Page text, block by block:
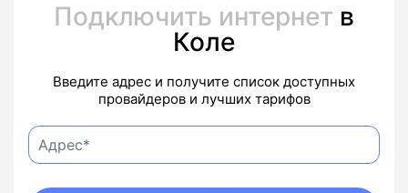
Подключить интернет в
Коле
Введите адрес и получите список доступных
провайдеров и лучших тарифов